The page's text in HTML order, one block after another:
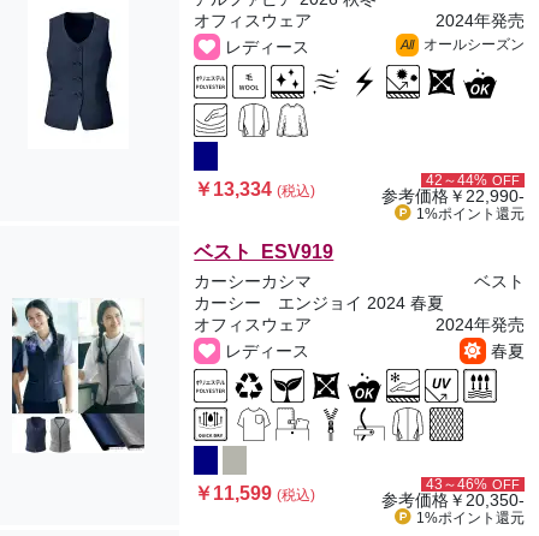
オフィスウェア
2024年発売
レディース
All オールシーズン
￥13,334(税込)
42～44% OFF
参考価格￥22,990-
1%ポイント 還元
ベスト ESV919
カーシーカシマ
ベスト
カーシー エンジョイ 2024 春夏
オフィスウェア
2024年発売
レディース
春夏
￥11,599(税込)
43～46% OFF
参考価格￥20,350-
1%ポイント 還元